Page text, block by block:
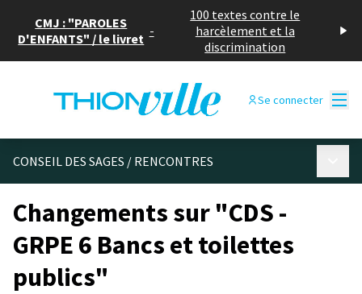
CMJ : "PAROLES
D'ENFANTS" / le livret -
100 textes contre le
harcèlement et la
discrimination
Se connecter
CONSEIL DES SAGES / RENCONTRES
Changements sur "CDS -
GRPE 6 Bancs et toilettes
publics"